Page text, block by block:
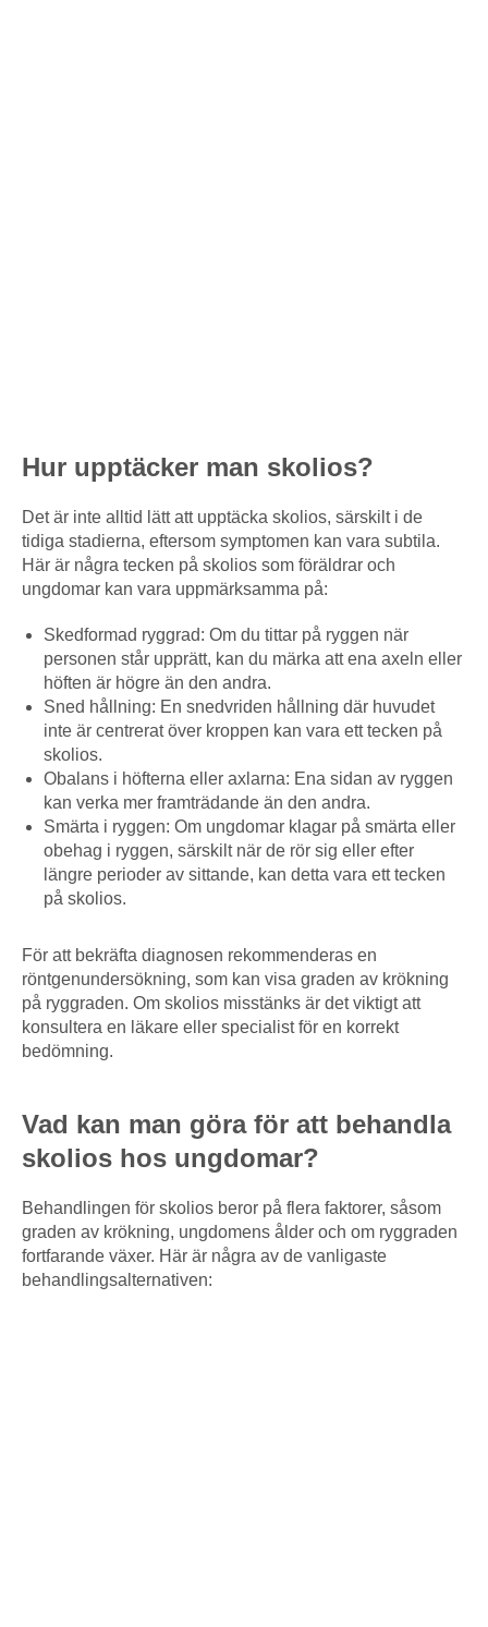
Hur upptäcker man skolios?
Det är inte alltid lätt att upptäcka skolios, särskilt i de
tidiga stadierna, eftersom symptomen kan vara subtila.
Här är några tecken på skolios som föräldrar och
ungdomar kan vara uppmärksamma på:
Skedformad ryggrad: Om du tittar på ryggen när
personen står upprätt, kan du märka att ena axeln eller
höften är högre än den andra.
Sned hållning: En snedvriden hållning där huvudet
inte är centrerat över kroppen kan vara ett tecken på
skolios.
Obalans i höfterna eller axlarna: Ena sidan av ryggen
kan verka mer framträdande än den andra.
Smärta i ryggen: Om ungdomar klagar på smärta eller
obehag i ryggen, särskilt när de rör sig eller efter
längre perioder av sittande, kan detta vara ett tecken
på skolios.
För att bekräfta diagnosen rekommenderas en
röntgenundersökning, som kan visa graden av krökning
på ryggraden. Om skolios misstänks är det viktigt att
konsultera en läkare eller specialist för en korrekt
bedömning.
Vad kan man göra för att behandla
skolios hos ungdomar?
Behandlingen för skolios beror på flera faktorer, såsom
graden av krökning, ungdomens ålder och om ryggraden
fortfarande växer. Här är några av de vanligaste
behandlingsalternativen: